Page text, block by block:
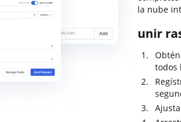
la nube
unir
todos